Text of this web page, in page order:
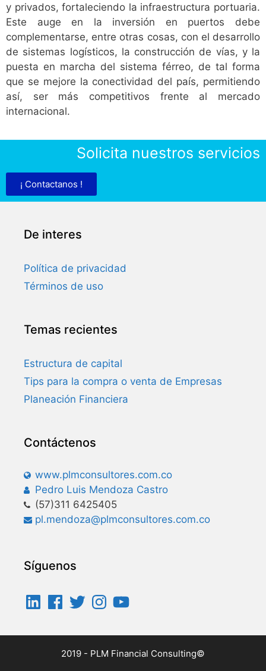
y privados, fortaleciendo la infraestructura portuaria.
Este auge en la inversión en puertos debe
complementarse, entre otras cosas, con el desarrollo
de sistemas logísticos, la construcción de vías, y la
puesta en marcha del sistema férreo, de tal forma
que se mejore la conectividad del país, permitiendo
así, ser más competitivos frente al mercado
internacional.
Solicita nuestros servicios
¡ Contactanos !
De interes
Política de privacidad
Términos de uso
Temas recientes
Estructura de capital
Tips para la compra o venta de Empresas
Planeación Financiera
Contáctenos
www.plmconsultores.com.co
Pedro Luis Mendoza Castro
(57)311 6425405
pl.mendoza@plmconsultores.com.co
Síguenos
2019 - PLM Financial Consulting©